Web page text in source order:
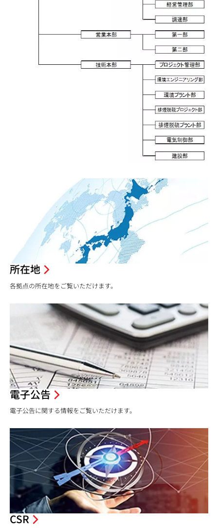
所在地
各拠点の所在地をご覧いただけます。
電子公告
電子公告に関する情報をご覧いただけます。
CSR